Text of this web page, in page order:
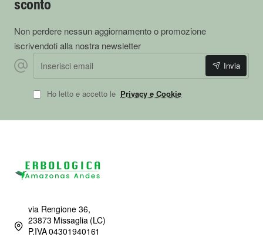
sconto
Non perdere nessun aggiornamento o promozione
iscrivendoti alla nostra newsletter
Inserisci email
Invia
Ho letto e accetto le Privacy e Cookie
via Rengione 36,
23873 Missaglia (LC)
P.IVA 04301940161